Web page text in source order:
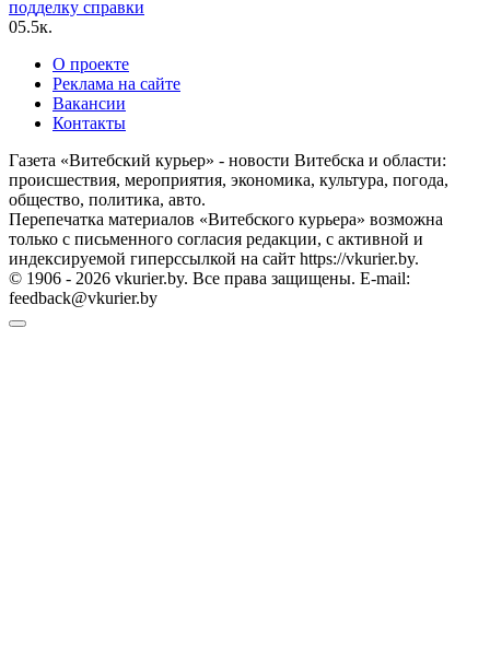
подделку справки
05.5к.
О проекте
Реклама на сайте
Вакансии
Контакты
Газета «Витебский курьер» - новости Витебска и области:
происшествия, мероприятия, экономика, культура, погода,
общество, политика, авто.
Перепечатка материалов «Витебского курьера» возможна
только с письменного согласия редакции, с активной и
индексируемой гиперссылкой на сайт https://vkurier.by.
© 1906 - 2026 vkurier.by. Все права защищены. E-mail:
feedback@vkurier.by